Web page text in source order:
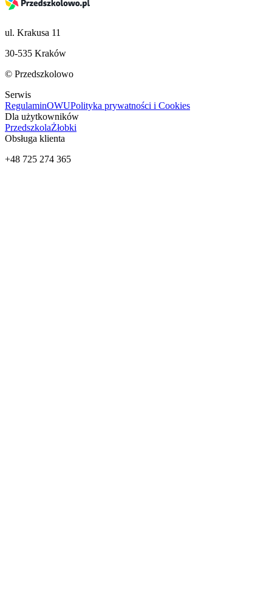
ul. Krakusa 11
30-535 Kraków
© Przedszkolowo
Serwis
RegulaminOWUPolityka prywatności i Cookies
Dla użytkowników
PrzedszkolaŻłobki
Obsługa klienta
+48 725 274 365